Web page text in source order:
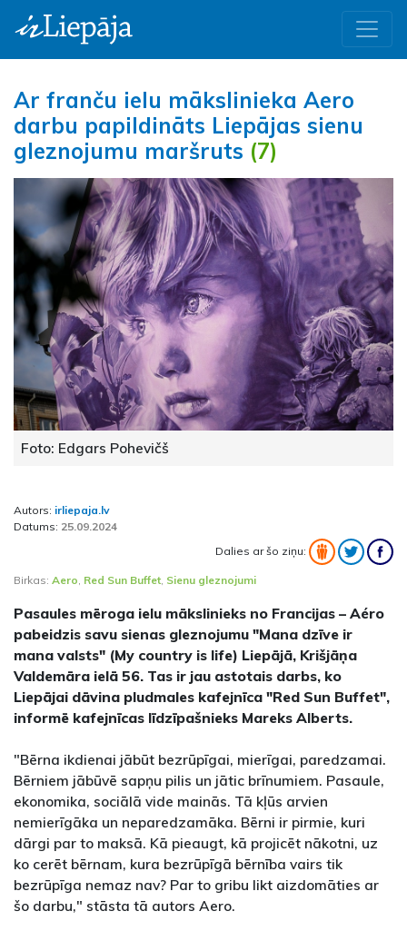
Ar franču ielu mākslinieka Aero
darbu papildināts Liepājas sienu
gleznojumu maršruts (7)
Foto: Edgars Pohevičš
Autors: irliepaja.lv
Datums: 25.09.2024
Dalies ar šo ziņu:
Birkas: Aero Red Sun Buffet Sienu gleznojumi
Pasaules mēroga ielu mākslinieks no Francijas – Aéro
pabeidzis savu sienas gleznojumu "Mana dzīve ir
mana valsts" (My country is life) Liepājā, Krišjāņa
Valdemāra ielā 56. Tas ir jau astotais darbs, ko
Liepājai dāvina pludmales kafejnīca "Red Sun Buffet",
informē kafejnīcas līdzīpašnieks Mareks Alberts.
"Bērna ikdienai jābūt bezrūpīgai, mierīgai, paredzamai.
Bērniem jābūvē sapņu pilis un jātic brīnumiem. Pasaule,
ekonomika, sociālā vide mainās. Tā kļūs arvien
nemierīgāka un neparedzamāka. Bērni ir pirmie, kuri
dārgi par to maksā. Kā pieaugt, kā projicēt nākotni, uz
ko cerēt bērnam, kura bezrūpīgā bērnība vairs tik
bezrūpīga nemaz nav? Par to gribu likt aizdomāties ar
šo darbu," stāsta tā autors Aero.